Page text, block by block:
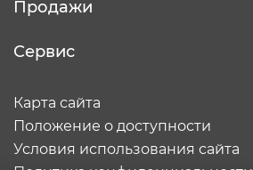
Продажи
Сервис
Карта сайта
Положение о доступности
Условия использования сайта